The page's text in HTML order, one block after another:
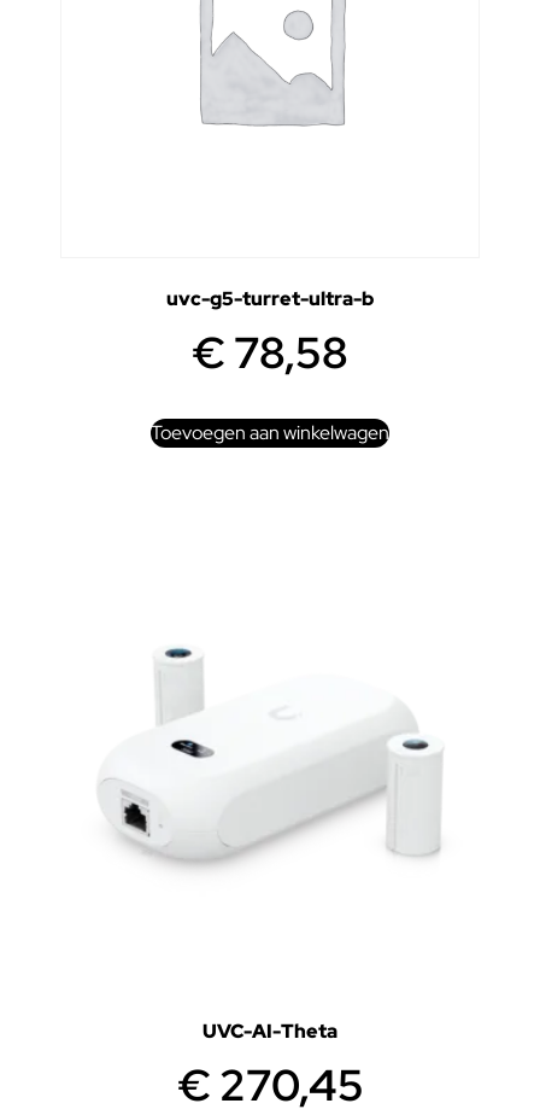
uvc-g5-turret-ultra-b
€78,58
Toevoegen aan winkelwagen
UVC-AI-Theta
€270,45